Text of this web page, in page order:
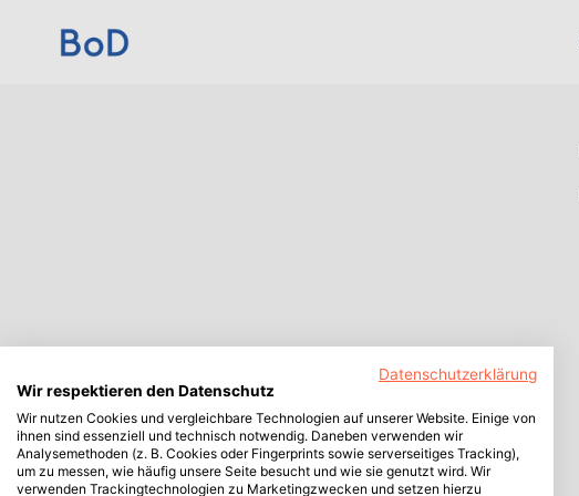
Datenschutzerklärung
Wir respektieren den Datenschutz
Wir nutzen Cookies und vergleichbare Technologien auf unserer Website. Einige von
ihnen sind essenziell und technisch notwendig. Daneben verwenden wir
Analysemethoden (z. B. Cookies oder Fingerprints sowie serverseitiges Tracking),
um zu messen, wie häufig unsere Seite besucht und wie sie genutzt wird. Wir
verwenden Trackingtechnologien zu Marketingzwecken und setzen hierzu